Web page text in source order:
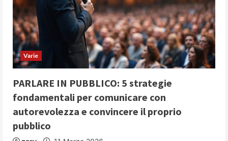
e
a
d
i
n
g
Varie
PARLARE IN PUBBLICO: 5 strategie
fondamentali per comunicare con
autorevolezza e convincere il proprio
pubblico